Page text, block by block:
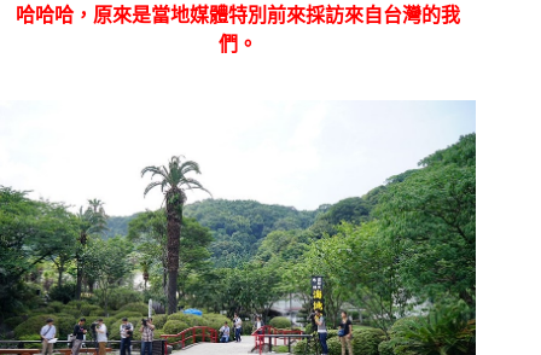
哈哈哈，原來是當地媒體特別前來採訪來自台灣的我
們。